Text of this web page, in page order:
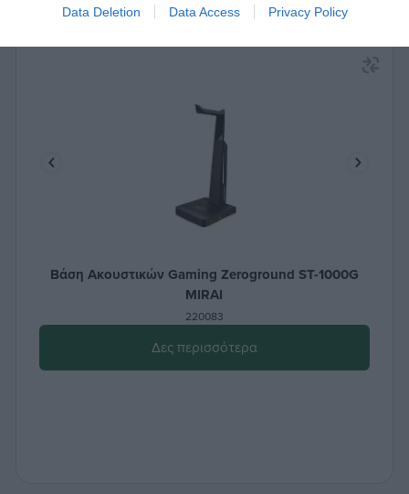
Data Deletion Data Access Privacy Policy
Βάση Ακουστικών Gaming Zeroground ST-1000G
MIRAI
220083
Δες περισσότερα